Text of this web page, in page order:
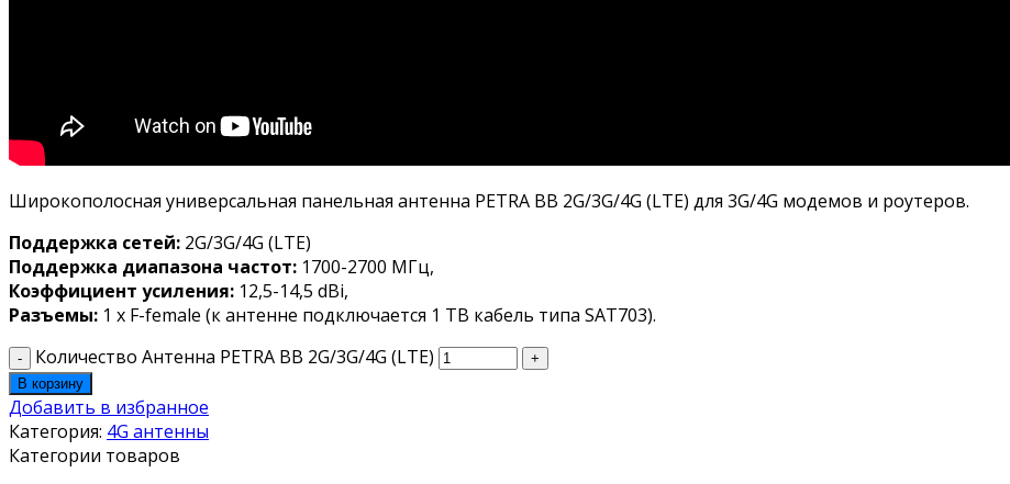
Широкополосная универсальная панельная антенна PETRA BB 2G/3G/4G (LTE) для 3G/4G модемов и роутеров.
Поддержка сетей: 2G/3G/4G (LTE)
Поддержка диапазона частот: 1700-2700 МГц,
Коэффициент усиления: 12,5-14,5 dBi,
Разъемы: 1 х F-female (к антенне подключается 1 ТВ кабель типа SAT703).
Количество Антенна PETRA BB 2G/3G/4G (LTE)
В корзину
Добавить в избранное
Категория: 4G антенны
Категории товаров